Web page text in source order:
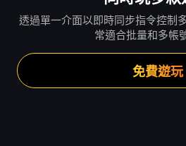
透過單一介面以即時同步指令控制
常適合批量和多帳
免費遊玩